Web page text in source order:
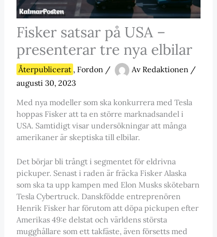
Fisker satsar på USA –
presenterar tre nya elbilar
Återpublicerat , Fordon/ Av Redaktionen /
augusti 30, 2023
Med nya modeller som ska konkurrera med Tesla
hoppas Fisker att ta en större marknadsandel i
USA. Samtidigt visar undersökningar att många
amerikaner är skeptiska till elbilar.
Det börjar bli trångt i segmentet för eldrivna
pickuper. Senast i raden är fräcka Fisker Alaska
som ska ta upp kampen med Elon Musks skötebarn
Tesla Cybertruck. Danskfödde entreprenören
Henrik Fisker har förutom att döpa pickupen efter
Amerikas 49:e delstat och världens största
mugghållare som ett takfäste, även försetts med